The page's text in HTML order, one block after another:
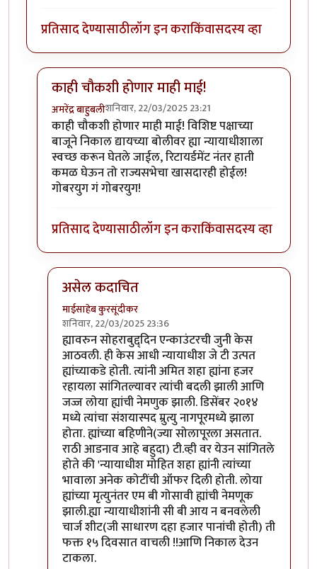
प्रतिसाद देण्यासाठीलॉग इन कराकिंवासदस्य व्हा
काही चौकशी होणार माही माई!
अमरेंद्र बाहुबलीशनिवार, 22/03/2025 23:21
In reply toअलाहाबादbyमाईसाहेब कुरसूंदीकर
काही चौकशी होणार माही माई! विशिष्ट पक्षाच्या
बाजूने निकाल द्यायच्या बोलीवर ह्या न्यायाधीशाला
स्वच्छ करून घेतले जाईल, रिटायर्डमेंट नंतर हाती
कमळ घेऊन तो राज्यसभेचा खासदारही होईल!
गोबरयुग गं गोबरयुग!
प्रतिसाद देण्यासाठीलॉग इन कराकिंवासदस्य व्हा
असेल कदाचित
माईसाहेब कुरसूंदीकर
शनिवार, 22/03/2025 23:36
In reply toकाही चौकशी होणार माही माई!by
ह्यावरुन सोहराबुद्द्दिन एन्काउंटरची जुनी केस
आठवली. ही केस आधी न्यायाधीश जे टी उत्पत
ह्यांच्याकडे होती. त्यांनी अमित शहा ह्यांना हजर
रहायला सांगितल्यावर त्यांची बदली झाली आणि
जज्ज लोया ह्यांची नेमणुक झाली. डिसेंबर २०१४
मध्ये त्यांचा संशयास्पद म्रुत्यु नागपूरमध्ये झाला
होता. ह्यांच्या बहिणीने(ज्या सोलापूरला असतात.
राठी आडनाव आहे बहुदा) टी.व्ही वर येउन सांगितले
होते की 'न्यायाधीश मोहित शहा ह्यांनी त्यांच्या
भावाला अनेक कोटींची ऑफर दिली होती. लोया
ह्यांच्या मृत्युनंतर एम बी गोसावी ह्यांची नेमणूक
झाली.ह्या न्यायाधीशांनी सी बी आय न बनवलेली
चार्ज शीट(जी साधारण दहा हजार पानांची होती) ती
फक्त १५ दिवसात वाचली !!आणि निकाल देउन
टाकला.